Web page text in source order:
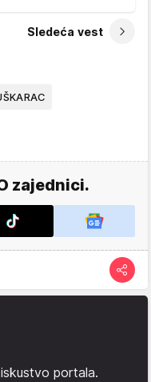
Sledeća vest
zajednici.
portala.